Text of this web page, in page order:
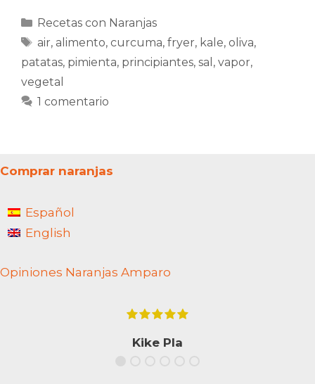
Categorías
Recetas con Naranjas
Etiquetas
air, alimento, curcuma, fryer, kale, oliva,
patatas, pimienta, principiantes, sal , vapor,
vegetal
1 comentario
Comprar naranjas
Español
English
Opiniones Naranjas Amparo
Kike Pla